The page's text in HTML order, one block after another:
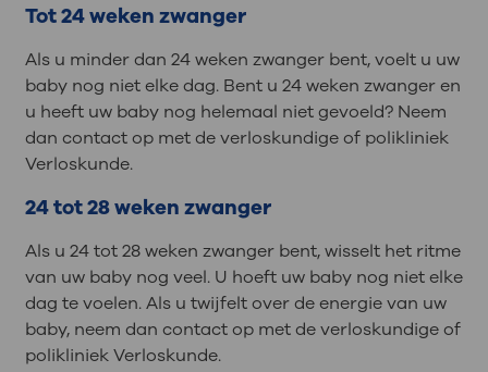
Tot 24 weken zwanger
Als u minder dan 24 weken zwanger bent, voelt u uw
baby nog niet elke dag. Bent u 24 weken zwanger en
u heeft uw baby nog helemaal niet gevoeld? Neem
dan contact op met de verloskundige of polikliniek
Verloskunde.
24 tot 28 weken zwanger
Als u 24 tot 28 weken zwanger bent, wisselt het ritme
van uw baby nog veel. U hoeft uw baby nog niet elke
dag te voelen. Als u twijfelt over de energie van uw
baby, neem dan contact op met de verloskundige of
polikliniek Verloskunde.